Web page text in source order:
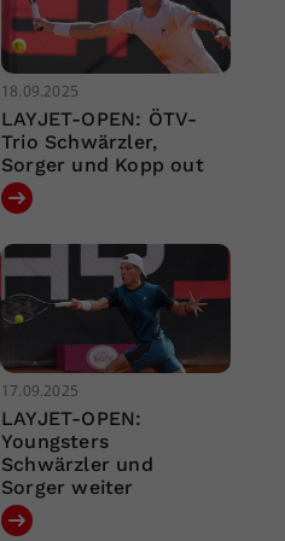
18.09.2025
LAYJET-OPEN: ÖTV-
Trio Schwärzler,
Sorger und Kopp out
17.09.2025
LAYJET-OPEN:
Youngsters
Schwärzler und
Sorger weiter